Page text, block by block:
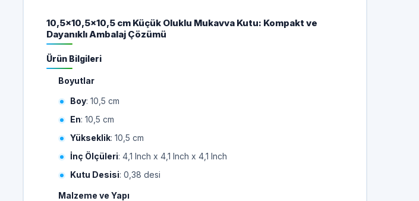
10,5x10,5x10,5 cm Küçük Oluklu Mukavva Kutu: Kompakt ve
Dayanıklı Ambalaj Çözümü
Ürün Bilgileri
Boyutlar
Boy: 10,5 cm
En: 10,5 cm
Yükseklik: 10,5 cm
İnç Ölçüleri: 4,1 Inch x 4,1 Inch x 4,1 Inch
Kutu Desisi: 0,38 desi
Malzeme ve Yapı